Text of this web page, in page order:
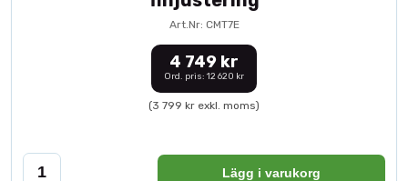
Art.Nr: CMT7E
4 749 kr
Ord. pris: 12 620 kr
(3 799 kr exkl. moms)
Lägg i varukorg